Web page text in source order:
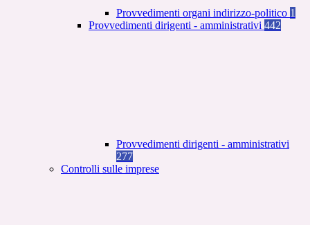
Provvedimenti organi indirizzo-politico 1
Provvedimenti dirigenti - amministrativi 442
Provvedimenti dirigenti - amministrativi
277
Controlli sulle imprese